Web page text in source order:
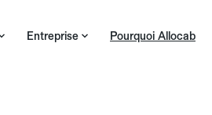
Entreprise Pourquoi Allocab